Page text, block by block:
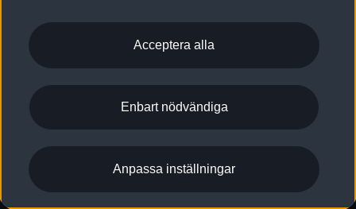
2G/3G nätet stängs ned - Hur påverkas min bil av detta?
Nyhetsbrev
Vårt hållbarhetsarbete
Lediga tjänster huvudkontor
Lediga tjänster hos Audi Återförsäljare
Kommentar till mediauppgifter om dataläcka
Anpassa inställningar för cookies
Visselblåsarkanaler
Acceptera alla
Enbart nödvändiga
Anpassa inställningar